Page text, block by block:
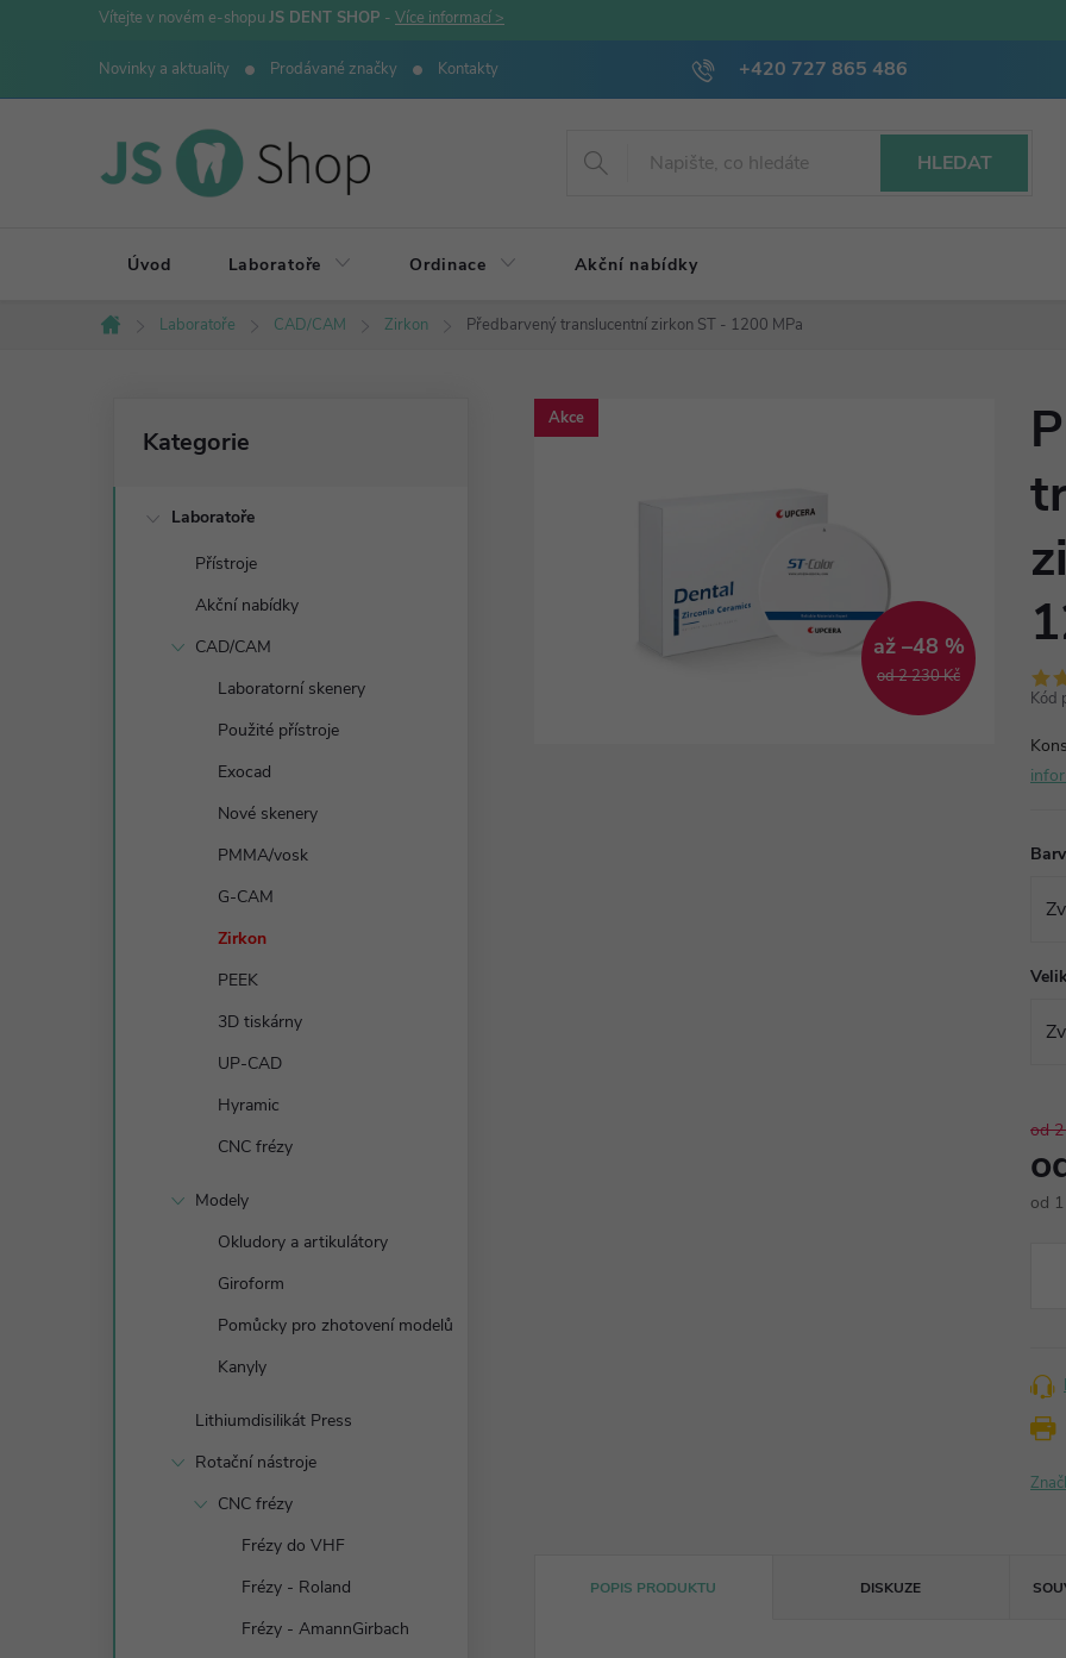
Vítejte v novém e-shopu JS DENT SHOP - Více informací >
+420 727 865 486
Novinky a aktuality Prodávané značky Kontakty
HLEDAT
Úvod Laboratoře Ordinace Akční nabídky
Domů
Laboratoře CAD/CAM Zirkon Předbarvený translucentní zirkon ST - 1200 MPa
o
kategorie
Kategorie
Laboratoře
Přístroje
Akční nabídky
CAD/CAM
Laboratorní skenery
Použité přístroje
Exocad
Nové skenery
PMMA/vosk
G-CAM
Zirkon
PEEK
3D tiskárny
UP-CAD
Hyramic
CNC frézy
Modely
Okludory a artikulátory
Giroform
Pomůcky pro zhotovení modelů
Kanyly
Lithiumdisilikát Press
Rotační nástroje
CNC frézy
Frézy do VHF
Frézy - Roland
Frézy - AmannGirbach
Akce
od 2 230 Kč
až –48 %
Kód
od
od
POPIS PRODUKTU DISKUZE